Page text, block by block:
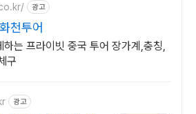
광고
천투어
는 프라이빗 중국 투어 장가계,충칭,
구
광고